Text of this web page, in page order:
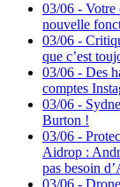
03/06 - Votre
nouvelle
03/06 -
que c’est
03/06 - Des
comptes
03/06 -
Burton !
03/06 -
Aidrop :
pas besoin
03/06 -